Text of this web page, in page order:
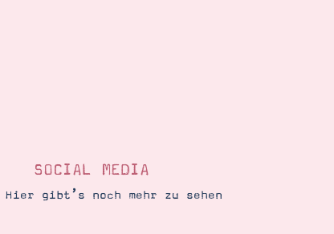
SOCIAL MEDIA
Hier gibt’s noch mehr zu sehen